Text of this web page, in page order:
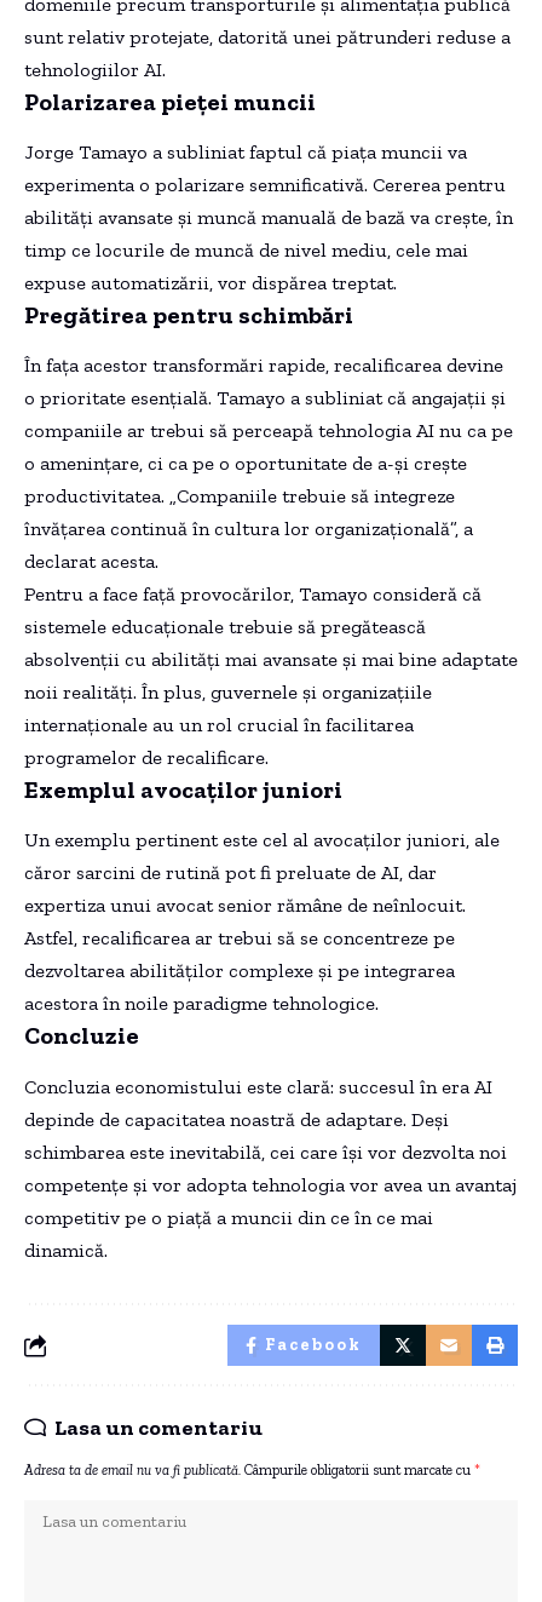
sunt relativ protejate, datorită unei pătrunderi reduse a
tehnologiilor AI.
Polarizarea pieței muncii
Jorge Tamayo a subliniat faptul că piața muncii va
experimenta o polarizare semnificativă. Cererea pentru
abilități avansate și muncă manuală de bază va crește, în
timp ce locurile de muncă de nivel mediu, cele mai
expuse automatizării, vor dispărea treptat.
Pregătirea pentru schimbări
În fața acestor transformări rapide, recalificarea devine
o prioritate esențială. Tamayo a subliniat că angajații și
companiile ar trebui să perceapă tehnologia AI nu ca pe
o amenințare, ci ca pe o oportunitate de a-și crește
productivitatea. „Companiile trebuie să integreze
învățarea continuă în cultura lor organizațională”, a
declarat acesta.
Pentru a face față provocărilor, Tamayo consideră că
sistemele educaționale trebuie să pregătească
absolvenții cu abilități mai avansate și mai bine adaptate
noii realități. În plus, guvernele și organizațiile
internaționale au un rol crucial în facilitarea
programelor de recalificare.
Exemplul avocaților juniori
Un exemplu pertinent este cel al avocaților juniori, ale
căror sarcini de rutină pot fi preluate de AI, dar
expertiza unui avocat senior rămâne de neînlocuit.
Astfel, recalificarea ar trebui să se concentreze pe
dezvoltarea abilităților complexe și pe integrarea
acestora în noile paradigme tehnologice.
Concluzie
Concluzia economistului este clară: succesul în era AI
depinde de capacitatea noastră de adaptare. Deși
schimbarea este inevitabilă, cei care își vor dezvolta noi
competențe și vor adopta tehnologia vor avea un avantaj
competitiv pe o piață a muncii din ce în ce mai
dinamică.
Facebook
Lasa un comentariu
Adresa ta de email nu va fi publicată. Câmpurile obligatorii sunt marcate cu *